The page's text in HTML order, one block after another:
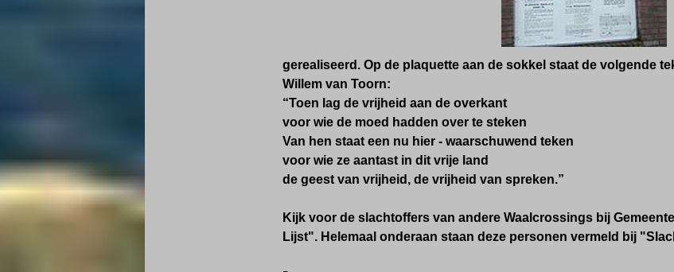
gerealiseerd. Op de plaquette aan de sokkel staat de volgende
Willem van Toorn:
“Toen lag de vrijheid aan de overkant
voor wie de moed hadden over te steken
Van hen staat een nu hier - waarschuwend teken
voor wie ze aantast in dit vrije land
de geest van vrijheid, de vrijheid van spreken.”
Kijk voor de slachtoffers van andere Waalcrossings bij
Lijst". Helemaal onderaan staan deze personen vermeld bij